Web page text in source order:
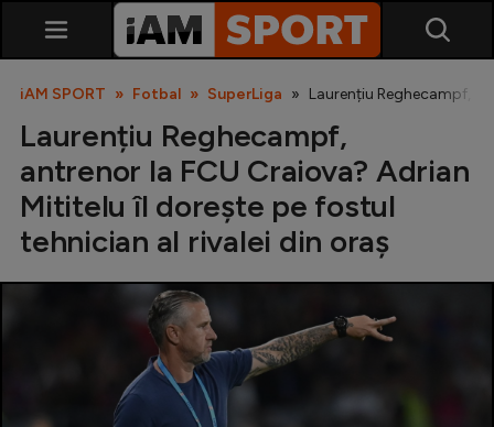
SuperLiga
Liga 2
Cupa României
Echipa Națională
iAM SPORT Fotbal SuperLiga Laurențiu Reghecampf,
Laurențiu Reghecampf,
antrenor la FCU Craiova? Adrian
Mititelu îl dorește pe fostul
tehnician al rivalei din oraș